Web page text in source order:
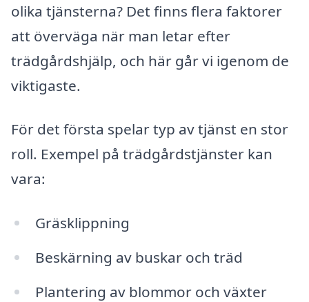
olika tjänsterna? Det finns flera faktorer
att överväga när man letar efter
trädgårdshjälp, och här går vi igenom de
viktigaste.
För det första spelar typ av tjänst en stor
roll. Exempel på trädgårdstjänster kan
vara:
Gräsklippning
Beskärning av buskar och träd
Plantering av blommor och växter